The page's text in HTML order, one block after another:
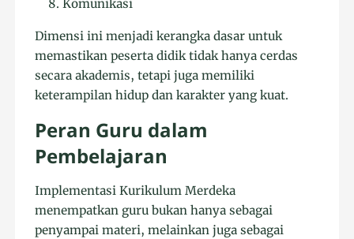
Komunikasi
Dimensi ini menjadi kerangka dasar untuk
memastikan peserta didik tidak hanya cerdas
secara akademis, tetapi juga memiliki
keterampilan hidup dan karakter yang kuat.
Peran Guru dalam
Pembelajaran
Implementasi Kurikulum Merdeka
menempatkan guru bukan hanya sebagai
penyampai materi, melainkan juga sebagai